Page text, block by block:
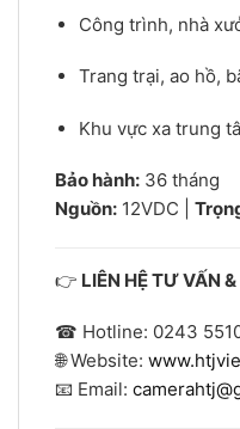
Công trình, nhà
Trang trại, ao hồ,
Khu vực xa trung
Bảo hành: 36 tháng
Nguồn: 12VDC |
👉 LIÊN HỆ TƯ VẤN
☎ Hotline: 0243
🌐 Website:
📧 Email: